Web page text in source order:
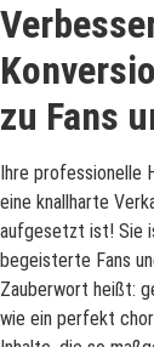
zu Fans
Ihre professionelle
eine knallharte
aufgesetzt ist! Sie
begeisterte Fans
Zauberwort heißt:
wie ein perfekt